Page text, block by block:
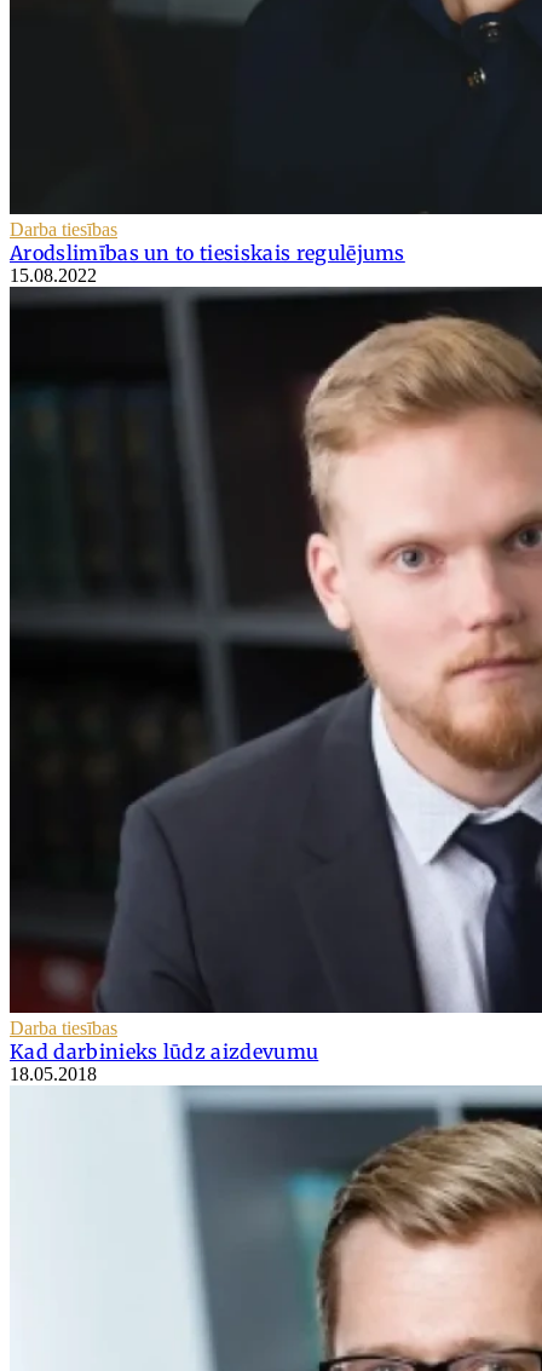
Darba tiesības
Arodslimības un to tiesiskais regulējums
15.08.2022
Darba tiesības
Kad darbinieks lūdz aizdevumu
18.05.2018